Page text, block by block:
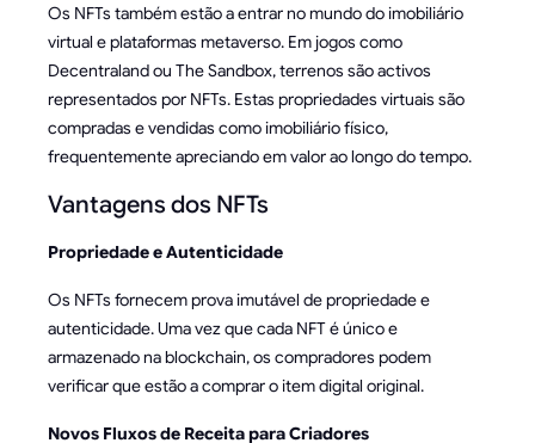
Os NFTs também estão a entrar no mundo do imobiliário
virtual e plataformas metaverso. Em jogos como
Decentraland ou The Sandbox, terrenos são activos
representados por NFTs. Estas propriedades virtuais são
compradas e vendidas como imobiliário físico,
frequentemente apreciando em valor ao longo do tempo.
Vantagens dos NFTs
Propriedade e Autenticidade
Os NFTs fornecem prova imutável de propriedade e
autenticidade. Uma vez que cada NFT é único e
armazenado na blockchain, os compradores podem
verificar que estão a comprar o item digital original.
Novos Fluxos de Receita para Criadores